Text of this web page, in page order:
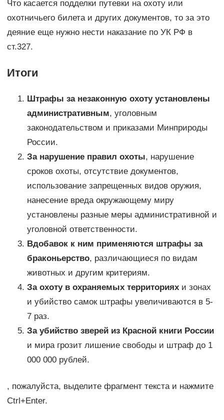
Что касается подделки путевки на охоту или
охотничьего билета и других документов, то за это
деяние еще нужно нести наказание по УК РФ в
ст.327.
Итоги
Штрафы за незаконную охоту установлены
административным, уголовным
законодательством и приказами Минприроды
России.
За нарушение правил охоты, нарушение
сроков охоты, отсутствие документов,
использование запрещенных видов оружия,
нанесение вреда окружающему миру
установлены разные меры административной и
уголовной ответственности.
Вдобавок к ним применяются штрафы за
браконьерство, различающиеся по видам
животных и другим критериям.
За охоту в охраняемых территорияхи зонах
и убийство самок штрафы увеличиваются в 5-
7 раз.
За убийство зверей из Красной книги России
и мира грозит лишение свободы и штраф до 1
000 000 рублей.
, пожалуйста, выделите фрагмент текста и нажмите
Ctrl+Enter.